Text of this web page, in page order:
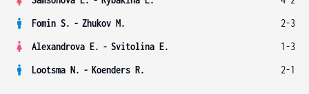
Fomin S. - Zhukov M.
2-3
Alexandrova E. - Svitolina E.
1-3
Lootsma N. - Koenders R. 2-1